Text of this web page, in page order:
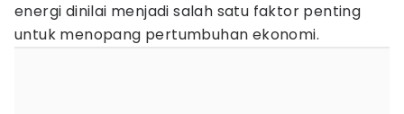
energi dinilai menjadi salah satu faktor penting
untuk menopang pertumbuhan ekonomi.